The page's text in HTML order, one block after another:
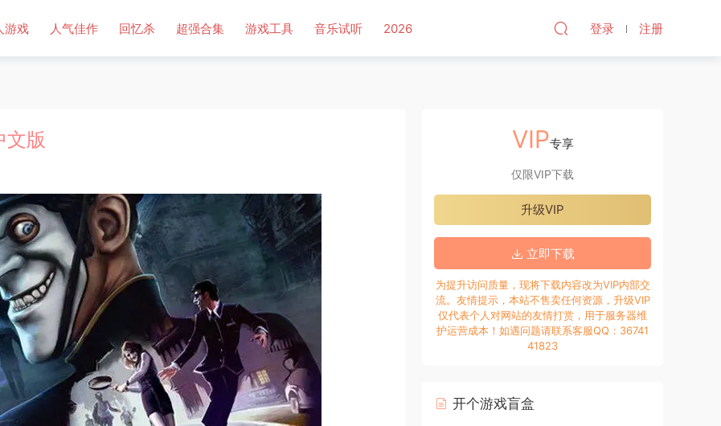
游戏 人气佳作 回忆杀 超强合集 游戏工具 音乐试听 2026 登录 注册
版 VIP专享
仅限VIP下载
升级VIP
立即下载
为提升访问质量，现将下载内容改为VIP内部交
流。友情提示，本站不售卖任何资源，升级VIP
仅代表个人对网站的友情打赏，用于服务器维
护运营成本！如遇问题请联系客服QQ：36741
41823
开个游戏盲盒